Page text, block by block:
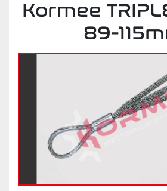
Kormee
89-